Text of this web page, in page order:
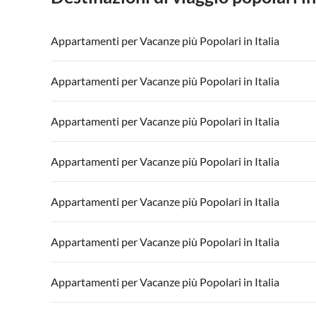
Appartamenti per Vacanze più Popolari in Italia
Appartamenti per Vacanze in Italia
Appartamenti per Vacanze in Lago di Garda
Appartamenti per Vacanze più Popolari in Italia
Appartamenti per Vacanze in Italia
Appartamenti per Vacanze in Lago di Garda
Appartamenti per Vacanze più Popolari in Italia
Appartamenti per Vacanze in Italia
Appartamenti per Vacanze in Lago di Garda
Appartamenti per Vacanze più Popolari in Italia
Appartamenti per Vacanze in Italia
Appartamenti per Vacanze in Lago di Garda
Appartamenti per Vacanze più Popolari in Italia
Appartamenti per Vacanze in Italia
Appartamenti per Vacanze in Lago di Garda
Appartamenti per Vacanze più Popolari in Italia
Appartamenti per Vacanze in Italia
Appartamenti per Vacanze in Lago di Garda
Appartamenti per Vacanze più Popolari in Italia